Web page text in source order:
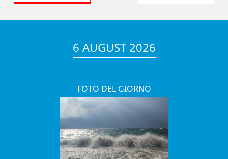
6 AUGUST 2026
FOTO DEL GIORNO